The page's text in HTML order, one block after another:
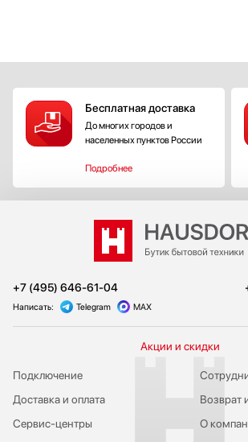
Бесплатная доставка
До многих городов и
населенных пунктов России
Подробнее
+7 (495) 646-61-04
Написать: Telegram MAX
Акции и скидки
Подключение
Сервис-центры
Доставка и оплата
Возврат
О